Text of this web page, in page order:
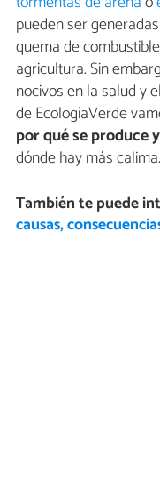
pueden ser
quema de
agricultura. Sin
nocivos en la salud y
de EcologíaVerde
por qué se produce
dónde hay más calima.
También te puede
causas,